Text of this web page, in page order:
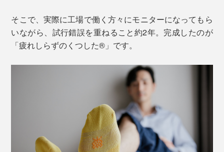
そこで、実際に工場で働く方々にモニターになってもら
いながら、試行錯誤を重ねること約2年。完成したのが
「疲れしらずのくつした®」です。